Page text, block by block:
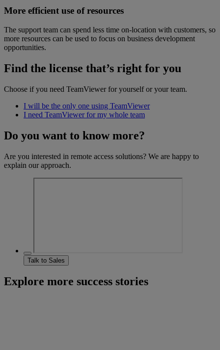
More efficient use of resources
The support team can spend less time on-location with customers, so
more resources can be used to focus on business development
opportunities.
Find the license that’s right for you
Choose if you need TeamViewer for yourself or your team.
I will be the only one using TeamViewer
I need TeamViewer for my whole team
Do you want to know more?
Are you interested in remote access solutions? We are happy to
explain our approach.
Talk to Sales
Explore more success stories